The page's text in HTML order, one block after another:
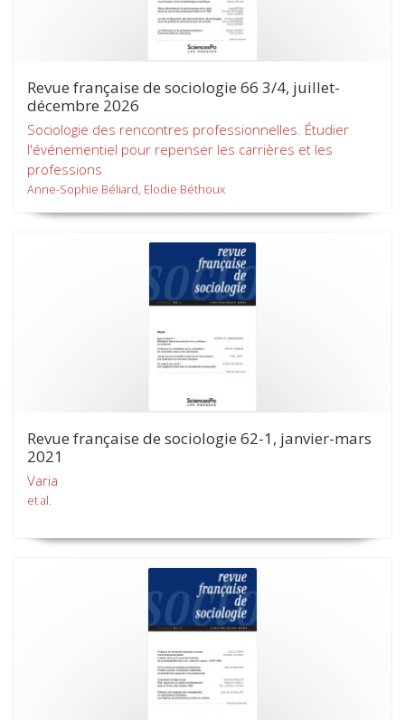
Revue française de sociologie 66 3/4, juillet-
décembre 2026
Sociologie des rencontres professionnelles. Étudier
l'événementiel pour repenser les carrières et les
professions
Anne-Sophie Béliard, Elodie Béthoux
Revue française de sociologie 62-1, janvier-mars
2021
Varia
et al.